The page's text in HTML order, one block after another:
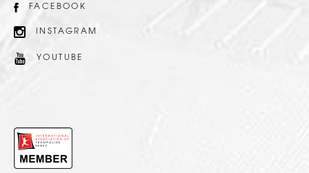
FACEBOOK
INSTAGRAM
YOUTUBE